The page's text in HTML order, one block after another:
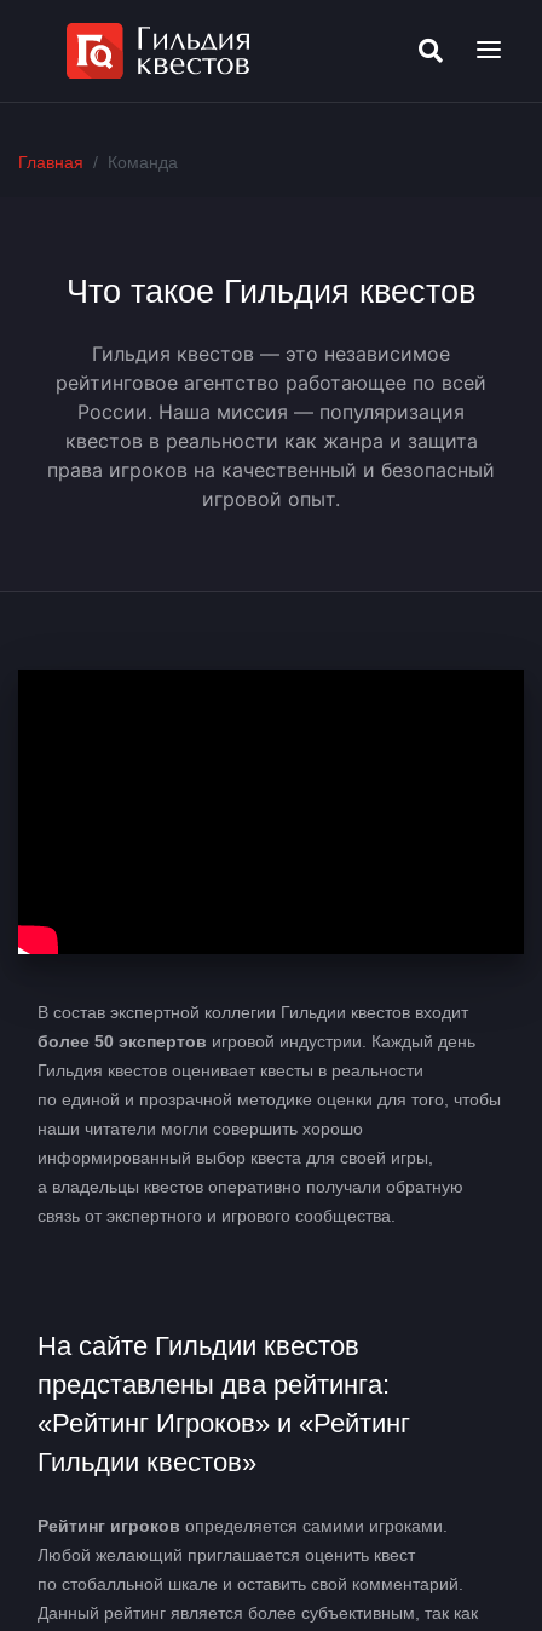
Главная Команда
Что такое Гильдия квестов
Гильдия квестов — это независимое
рейтинговое агентство работающее по всей
России. Наша миссия — популяризация
квестов в реальности как жанра и защита
права игроков на качественный и безопасный
игровой опыт.
В состав экспертной коллегии Гильдии квестов входит
более 50 экспертов игровой индустрии. Каждый день
Гильдия квестов оценивает квесты в реальности
по единой и прозрачной методике оценки для того, чтобы
наши читатели могли совершить хорошо
информированный выбор квеста для своей игры,
а владельцы квестов оперативно получали обратную
связь от экспертного и игрового сообщества.
На сайте Гильдии квестов
представлены два рейтинга:
«Рейтинг Игроков» и «Рейтинг
Гильдии квестов»
Рейтинг игроков определяется самими игроками.
Любой желающий приглашается оценить квест
по стобалльной шкале и оставить свой комментарий.
Данный рейтинг является более субъективным, так как